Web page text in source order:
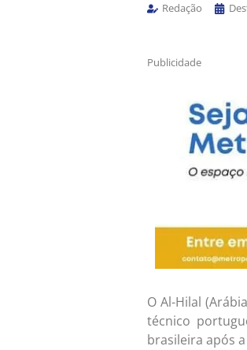
Redação
Publicidade
O Al-Hilal
técnico
brasileira após